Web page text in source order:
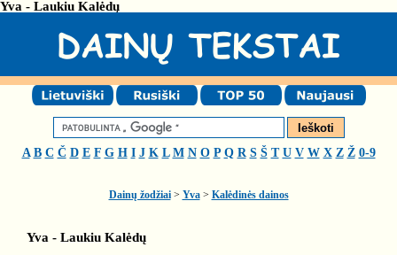
Yva - Laukiu Kalėdų
A B C Č D E F G H I J K L M N O P Q R S Š T U V W X Z Ž 0-9
Dainų žodžiai> Yva> Kalėdinės dainos
Yva - Laukiu Kalėdų